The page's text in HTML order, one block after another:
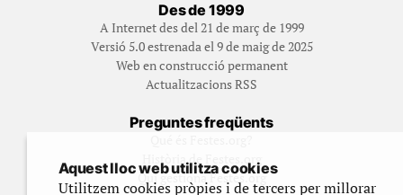
Des de 1999
A Internet des del 21 de març de 1999
Versió 5.0 estrenada el 9 de maig de 2025
Web en construcció permanent
Actualitzacions RSS
Preguntes freqüents
Història de Festes.org
Qui gestiona Festes.org
Aquest lloc web utilitza cookies
Utilitzem cookies pròpies i de tercers per millorar